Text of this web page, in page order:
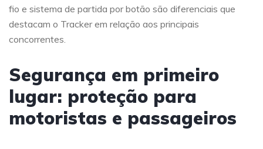
fio e sistema de partida por botão são diferenciais que
destacam o Tracker em relação aos principais
concorrentes.
Segurança em primeiro
lugar: proteção para
motoristas e passageiros